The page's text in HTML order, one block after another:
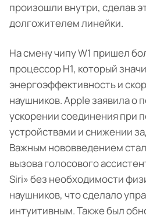
произошли внутри, сделав
долгожителем линейки.
На смену чипу W1 пришел
процессор H1, который
энергоэффективность и
наушников. Apple заявила о
ускорении соединения при
устройствами и снижении
Важным нововведением
вызова голосового
Siri» без необходимости
наушников, что сделало
интуитивным. Также был